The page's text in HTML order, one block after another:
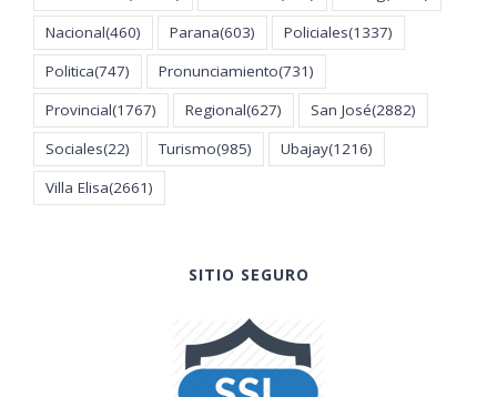
Nacional(460) Parana(603) Policiales(1337)
Politica(747) Pronunciamiento(731)
Provincial(1767) Regional(627) San José(2882)
Sociales(22) Turismo(985) Ubajay(1216)
Villa Elisa(2661)
SITIO SEGURO